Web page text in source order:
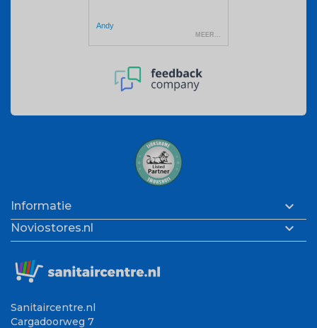
Informatie 
Noviostores.nl 
Sanitaircentre.nl
Cargadoorweg 7